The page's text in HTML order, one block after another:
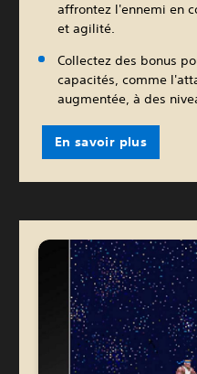
affrontez l'ennemi en
et agilité.
Collectez des bonus
capacités, comme
augmentée, à des
En savoir plus